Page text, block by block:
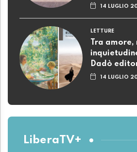
14 LUGLIO
LETTURE
Tra
Dadò
14 LUGLIO
LiberaTV+